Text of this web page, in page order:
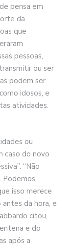
pensa em
da
que
pessoas,
ou ser
podem ser
idosos, e
atividades.
ou
caso do novo
“Não
Podemos
isso merece
antes da hora, e
citou,
e do
após a